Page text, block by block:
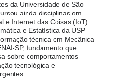
da Universidade de São
ainda disciplinas em
e Internet das Coisas (IoT)
e Estatística da USP
técnica em Mecânica
SP, fundamento que
sobre comportamentos
tecnológica e